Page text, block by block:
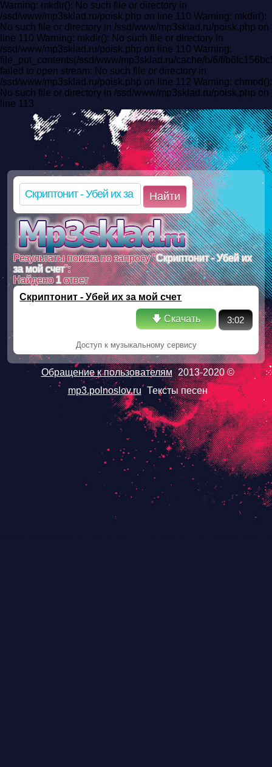
Warning: mkdir(): No such file or directory in
/ssd/www/mp3sklad.ru/poisk.php on line 110 Warning: mkdir():
No such file or directory in /ssd/www/mp3sklad.ru/poisk.php on
line 110 Warning: mkdir(): No such file or directory in
/ssd/www/mp3sklad.ru/poisk.php on line 110 Warning:
file_put_contents(/ssd/www/mp3sklad.ru/cache/b/6/f/
failed to open stream: No such file or directory in
/ssd/www/mp3sklad.ru/poisk.php on line 112 Warning: chmod():
No such file or directory in /ssd/www/mp3sklad.ru/poisk.php on
line 113
Найти
Результаты поиска по запросу "Скриптонит - Убей их
за мой счет":
Найдено1ответ
Скриптонит - Убей их за мой счет
🡇 Скачать 3:02
Доступ к музыкальному сервису
Обращение к пользователям 2013-2020 ©
mp3.polnoslov.ru Тексты песен